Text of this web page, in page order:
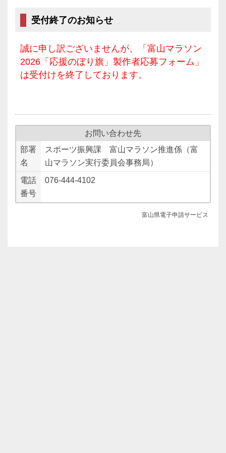
受付終了のお知らせ
誠に申し訳ございませんが、「富山マラソン
2026「応援のぼり旗」製作者応募フォーム」
は受付けを終了しております。
お問い合わせ先
部署
名
スポーツ振興課 富山マラソン推進係（富
山マラソン実行委員会事務局）
電話
番号
076-444-4102
富山県電子申請サービス